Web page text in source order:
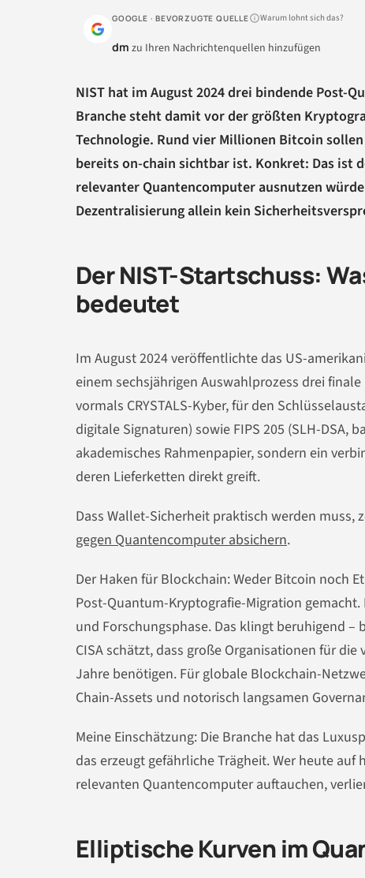
GOOGLE · BEVORZUGTE QUELLE Warum lohnt sich das?
dm zu Ihren Nachrichtenquellen hinzufügen
NIST hat im August 2024 drei bindende Post-
Branche steht damit vor der größten
Technologie. Rund vier Millionen Bitcoin
bereits on-chain sichtbar ist. Konkret: Das ist
relevanter Quantencomputer ausnutzen
Dezentralisierung allein kein
Der NIST-Startschuss:
bedeutet
Im August 2024 veröffentlichte das US-
einem sechsjährigen Auswahlprozess drei
vormals CRYSTALS-Kyber, für den
digitale Signaturen) sowie FIPS 205 (SLH-DSA,
akademisches Rahmenpapier, sondern ein
deren Lieferketten direkt greift.
Dass Wallet-Sicherheit praktisch werden muss,
gegen Quantencomputer absichern.
Der Haken für Blockchain: Weder Bitcoin noch
Post-Quantum-Kryptografie-Migration
und Forschungsphase. Das klingt beruhigend
CISA schätzt, dass große Organisationen für
Jahre benötigen. Für globale Blockchain-
Chain-Assets und notorisch langsamen
Meine Einschätzung: Die Branche hat das
das erzeugt gefährliche Trägheit. Wer heute
relevanten Quantencomputer auftauchen,
Elliptische Kurven im